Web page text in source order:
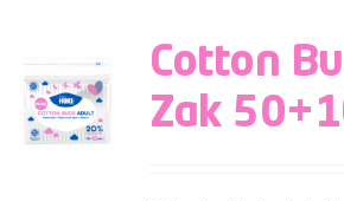
Cotton
Zak